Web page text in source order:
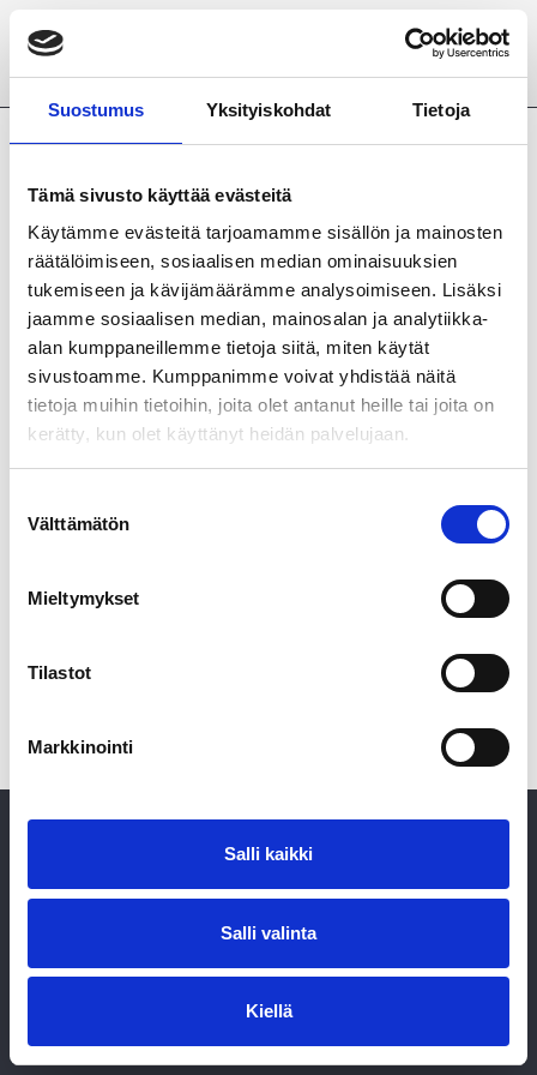
Suostumus Yksityiskohdat Tietoja
Tämä sivusto käyttää evästeitä
Käytämme evästeitä tarjoamamme sisällön ja mainosten
räätälöimiseen, sosiaalisen median ominaisuuksien
tukemiseen ja kävijämäärämme analysoimiseen. Lisäksi
jaamme sosiaalisen median, mainosalan ja analytiikka-
alan kumppaneillemme tietoja siitä, miten käytät
sivustoamme. Kumppanimme voivat yhdistää näitä
tietoja muihin tietoihin, joita olet antanut heille tai joita on
kerätty, kun olet käyttänyt heidän palvelujaan.
valinta
Välttämätön
Mieltymykset
Tilastot
Markkinointi
Salli kaikki
Salli valinta
Kiellä
Saari Partners Oy | Puistokatu 11 Aa 2 | 3461919-4 |
Tietosuojakäytäntö